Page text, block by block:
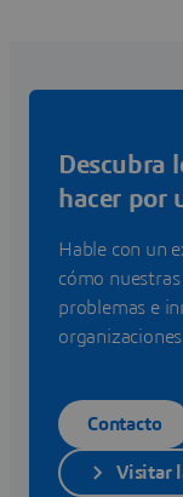
Descubra
hacer por
Hable con un
cómo
problemas e
Contacto
Visitar